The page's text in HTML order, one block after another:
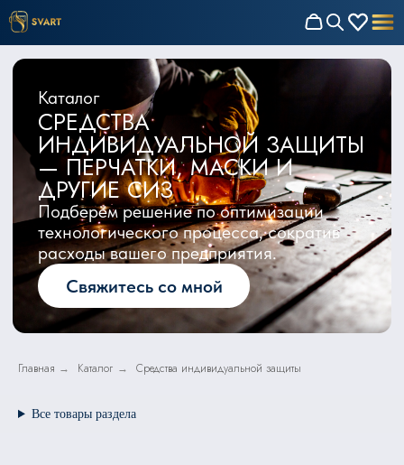
СРЕДСТВА
ИНДИВИДУАЛЬНОЙ ЗАЩИТЫ
— ПЕРЧАТКИ, МАСКИ И
ДРУГИЕ СИЗ
Подберём решение по оптимизации
технологического процесса, сократив
расходы вашего предприятия.
Свяжитесь со мной
Главная → Каталог → Средства индивидуальной защиты
Все товары раздела